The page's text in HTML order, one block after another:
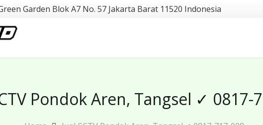
Garden Blok A7 No. 57 Jakarta Barat 11520 Indonesia
Pondok Aren, Tangsel ✓ 0817-